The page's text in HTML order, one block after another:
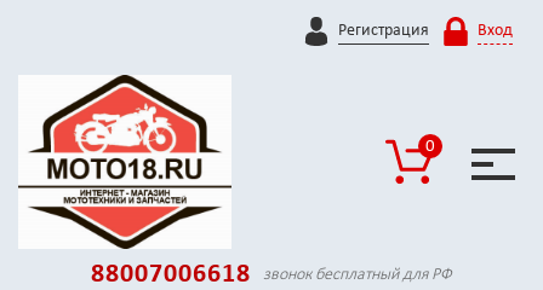
Регистрация Вход
0
88007006618
звонок бесплатный для РФ